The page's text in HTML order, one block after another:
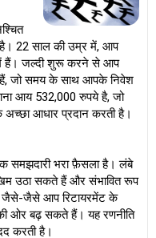
है। 22 साल की उम्र में, आप
हैं। जल्दी शुरू करने से आप
हैं, जो समय के साथ आपके निवेश
आय 532,000 रुपये है, जो
आधार प्रदान करती है।
समझदारी भरा फ़ैसला है। लंबे
उठा सकते हैं और संभावित रूप
जैसे-जैसे आप रिटायरमेंट के
ओर बढ़ सकते हैं। यह रणनीति
करती है।